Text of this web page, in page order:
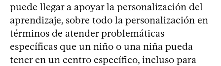
puede llegar a apoyar la personalización del
aprendizaje, sobre todo la personalización en
términos de atender problemáticas
específicas que un niño o una niña pueda
tener en un centro específico, incluso para